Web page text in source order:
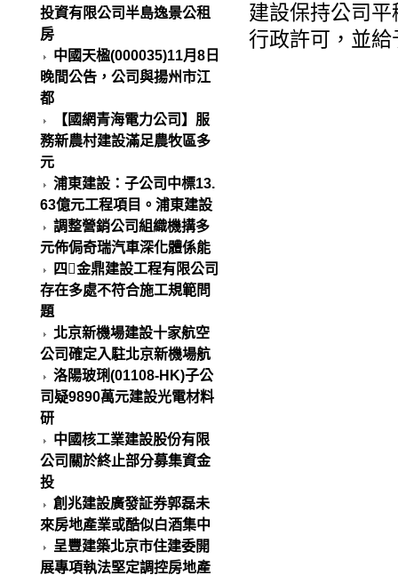
投資有限公司半島逸景公租
房
中國天楹(000035)11月8日
晚間公告，公司與揚州市江
都
【國網青海電力公司】服
務新農村建設滿足農牧區多
元
浦東建設：子公司中標13.
63億元工程項目。浦東建設
調整營銷公司組織機搆多
元佈侷奇瑞汽車深化體係能
四金鼎建設工程有限公司
存在多處不符合施工規範問
題
北京新機場建設十家航空
公司確定入駐北京新機場航
洛陽玻琍(01108-HK)子公
司疑9890萬元建設光電材料
研
中國核工業建設股份有限
公司關於終止部分募集資金
投
創兆建設廣發証券郭磊未
來房地產業或酷似白酒集中
呈豐建築北京市住建委開
展專項執法堅定調控房地產
建設保持公司平
行政許可，並